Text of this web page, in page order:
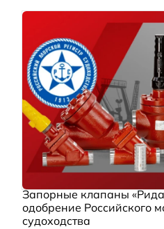
Запорные клапаны
одобрение Российского
судоходства